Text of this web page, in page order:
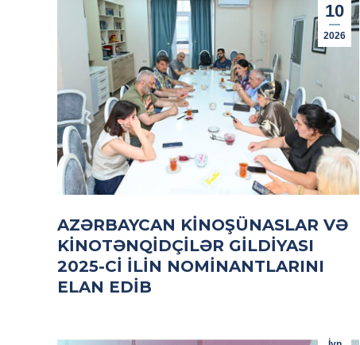
10
2026
AZƏRBAYCAN KINOŞÜNASLAR VƏ
KINOTƏNQIDÇILƏR GILDIYASI
2025-CI ILIN NOMINANTLARINI
ELAN EDIB